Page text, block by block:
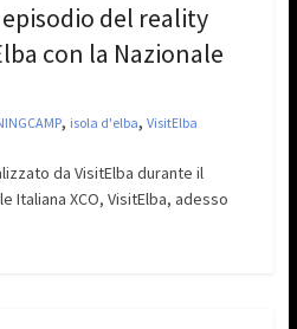
del reality
con la Nazionale
, isola d'elba, VisitElba
da VisitElba durante il
Italiana XCO, VisitElba, adesso